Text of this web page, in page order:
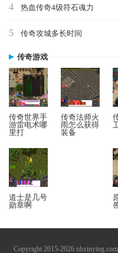
4 热血传奇4级符石魂力
5 传奇攻城多长时间
传奇游戏
传奇世界手
游雷电术哪
里打
传奇法师火
雨怎么获得
装备
道士是几号
勋章啊
Copyright 2015-2026